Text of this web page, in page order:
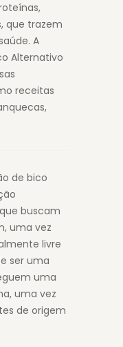
que trazem
A
Alternativo
receitas
de bico
buscam
uma vez
livre
ser uma
uma
uma vez
de origem